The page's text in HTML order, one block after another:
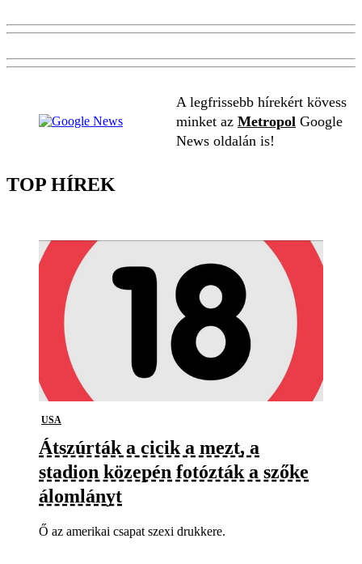
A legfrissebb hírekért kövess
minket az Metropol Google
News oldalán is!
TOP HÍREK
USA
Átszúrták a cicik a mezt, a
stadion közepén fotózták a szőke
álomlányt
Ő az amerikai csapat szexi drukkere.